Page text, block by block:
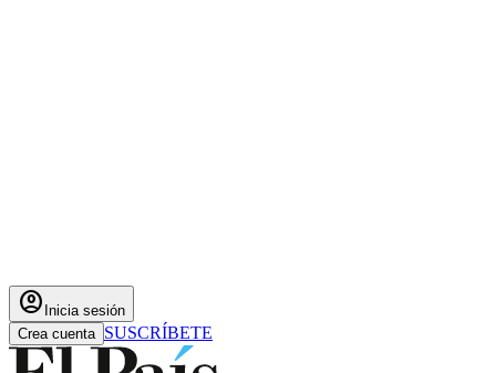
account_circle Inicia sesión
Crea cuenta SUSCRÍBETE